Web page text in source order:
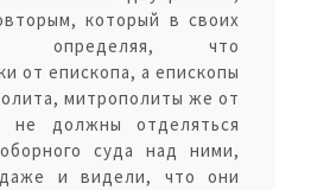
который в своих
определяя, что
от епископа, а епископы
митрополиты же от
не должны отделяться
суда над ними,
и видели, что они